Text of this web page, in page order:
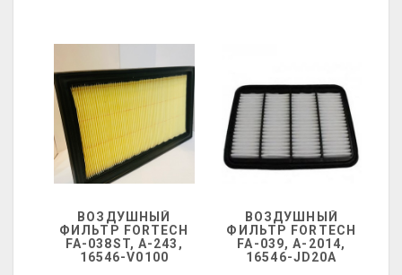
ВОЗДУШНЫЙ
ФИЛЬТР FORTECH
FA-038ST, A-243,
16546-V0100
ВОЗДУШНЫЙ
ФИЛЬТР FORTECH
FA-039, A-2014,
16546-JD20A